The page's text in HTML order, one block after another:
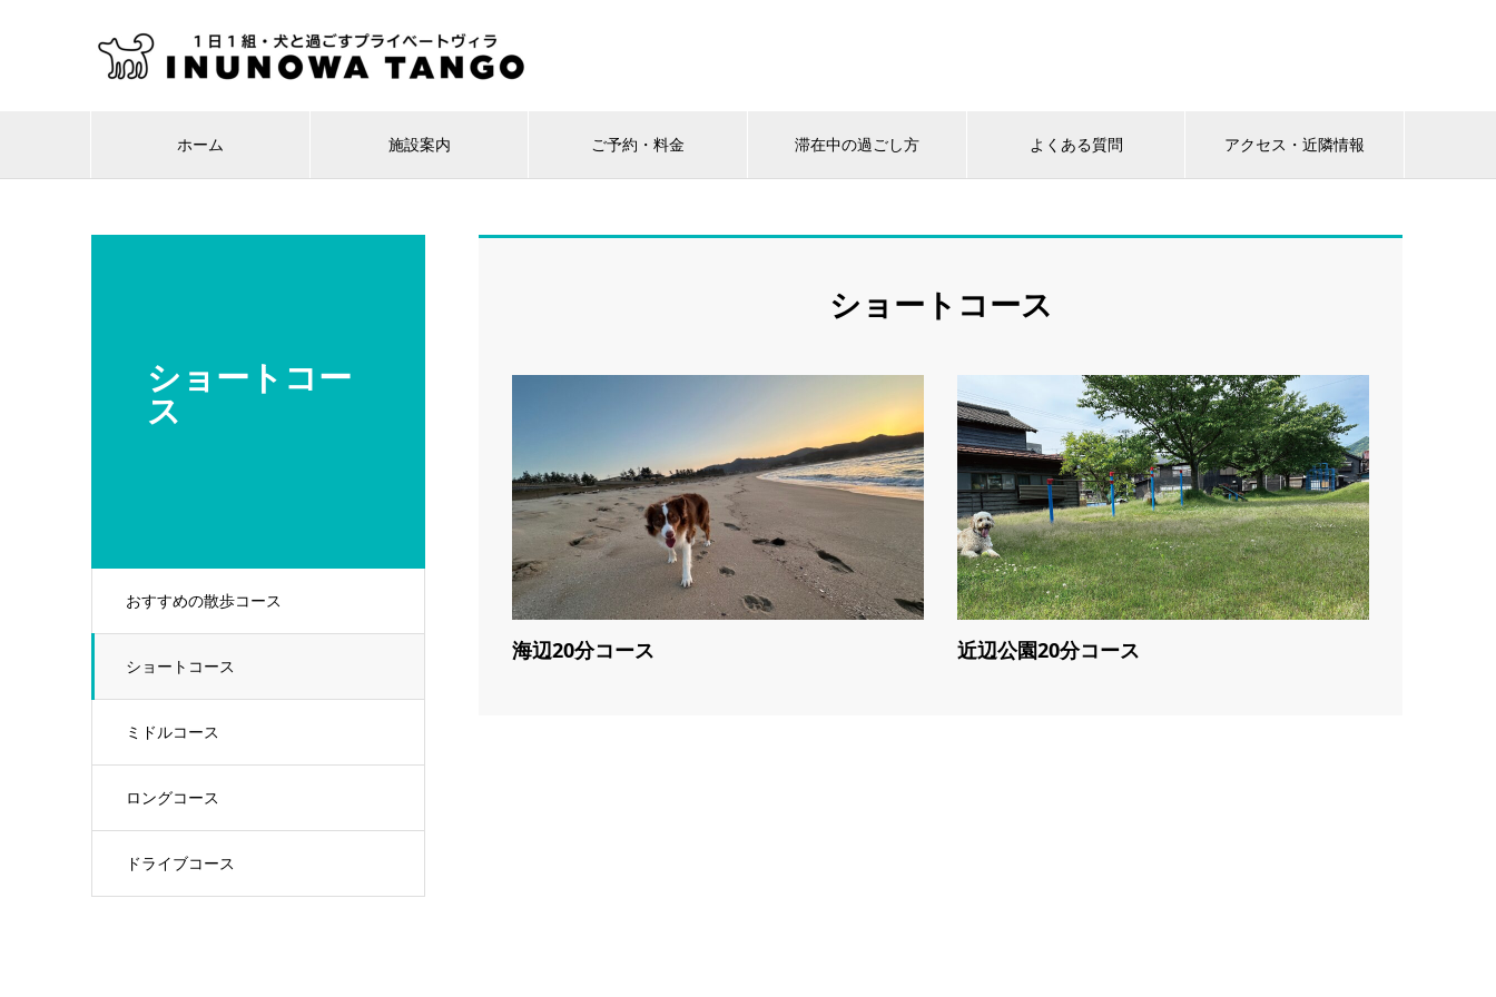
ホーム 施設案内 ご予約・料金 滞在中の過ごし方 よくある質問 アクセス・近隣情報
ショートコー
ス
おすすめの散歩コース
ショートコース
ミドルコース
ロングコース
ドライブコース
ショートコース
海辺20分コース 近辺公園20分コース